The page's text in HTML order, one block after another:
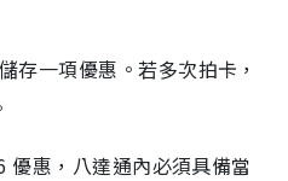
存一項優惠。若多次拍卡，
優惠，八達通內必須具備當